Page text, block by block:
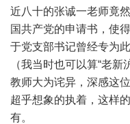
近八十的张诚一老师竟
国共产党的申请书，使
于党支部书记曾经专为
（我当时也可以算“老
教师大为诧异，深感这
超乎想象的执着，这样
有。